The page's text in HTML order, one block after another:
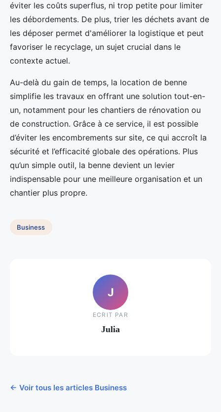
éviter les coûts superflus, ni trop petite pour limiter
les débordements. De plus, trier les déchets avant de
les déposer permet d'améliorer la logistique et peut
favoriser le recyclage, un sujet crucial dans le
contexte actuel.
Au-delà du gain de temps, la location de benne
simplifie les travaux en offrant une solution tout-en-
un, notamment pour les chantiers de rénovation ou
de construction. Grâce à ce service, il est possible
d’éviter les encombrements sur site, ce qui accroît la
sécurité et l’efficacité globale des opérations. Plus
qu’un simple outil, la benne devient un levier
indispensable pour une meilleure organisation et un
chantier plus propre.
Business
J
ECRIT PAR
Julia
← Voir tous les articles Business